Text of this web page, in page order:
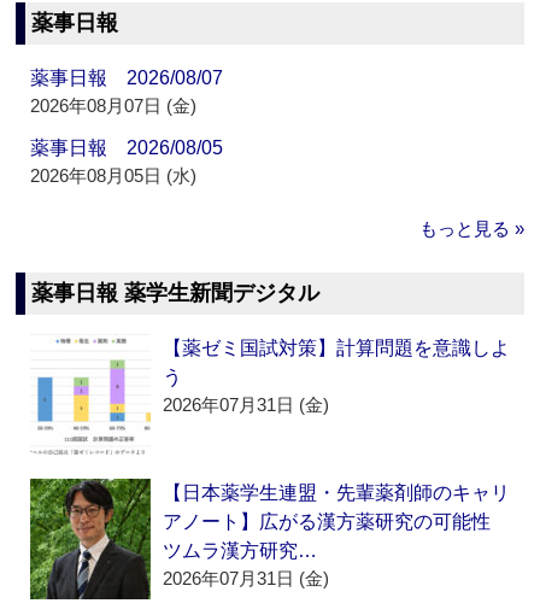
薬事日報
薬事日報 2026/08/07
2026年08月07日 (金)
薬事日報 2026/08/05
2026年08月05日 (水)
もっと見る »
薬事日報 薬学生新聞デジタル
【薬ゼミ国試対策】計算問題を意識しよ
う
2026年07月31日 (金)
【日本薬学生連盟・先輩薬剤師のキャリ
アノート】広がる漢方薬研究の可能性
ツムラ漢方研究…
2026年07月31日 (金)